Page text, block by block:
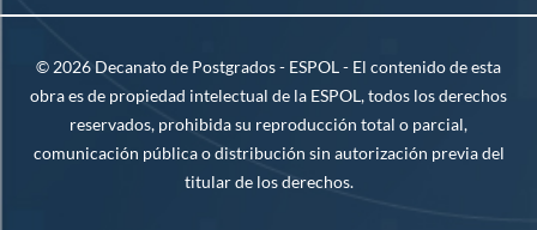
© 2026 Decanato de Postgrados - ESPOL - El contenido de esta
obra es de propiedad intelectual de la ESPOL, todos los derechos
reservados, prohibida su reproducción total o parcial,
comunicación pública o distribución sin autorización previa del
titular de los derechos.